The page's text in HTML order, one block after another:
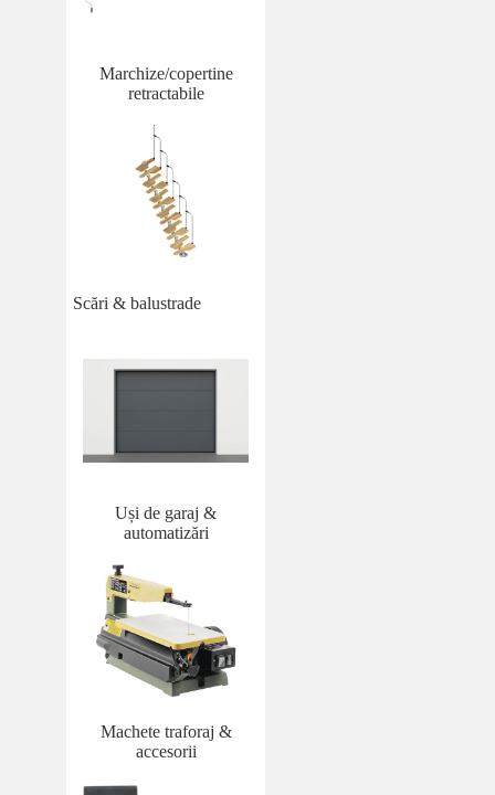
Marchize/copertine
retractabile
Scări & balustrade
Uși de garaj &
automatizări
Machete traforaj &
accesorii